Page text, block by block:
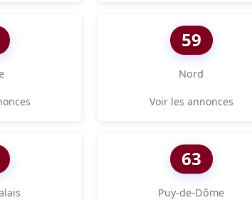
59
Nord
Voir les annonces
63
Puy-de-Dôme